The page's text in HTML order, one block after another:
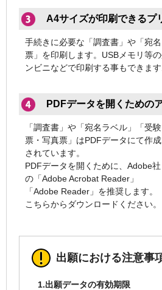
A4サイズが印刷できるプ
手続きに必要な「調査書」や「宛
票」を印刷します。USBメモリ等
ンビニなどで印刷する事もできます
PDFデータを開くための
「調査書」や「宛名ラベル」「受験
票・写真票」はPDFデータにて作成
されています。
PDFデータを開くために、Adobe社
の「Adobe Acrobat Reader」
「Adobe Reader」を推奨します。
こちらからダウンロードください。
出願における注意事
1.出願データの有効期限